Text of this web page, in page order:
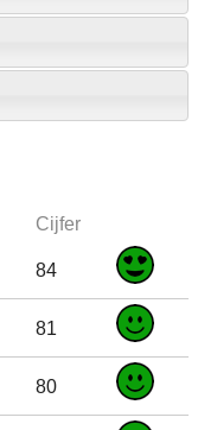
Cijfer
84
81
80